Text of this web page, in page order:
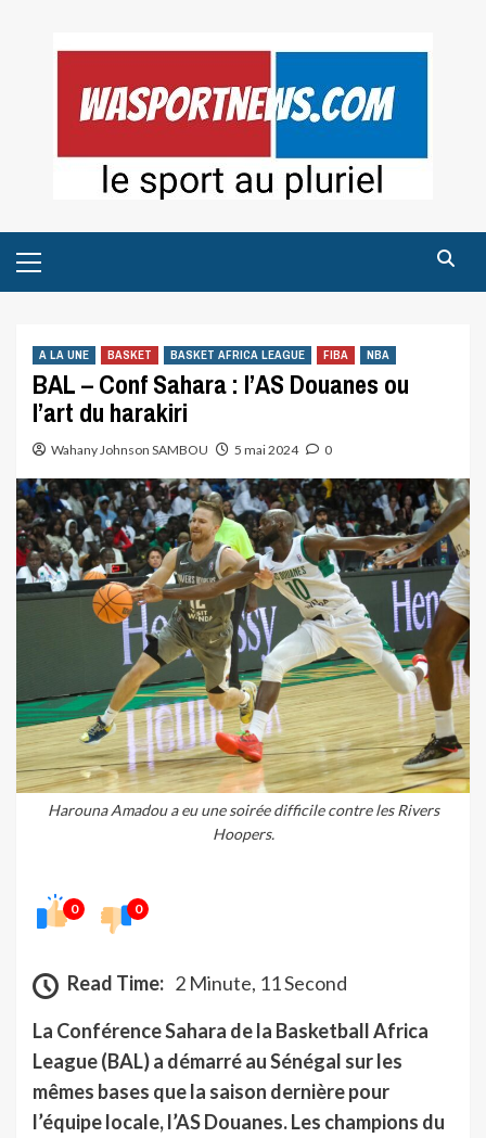
Menu
A LA UNE BASKET BASKET AFRICA LEAGUE FIBA NBA
BAL – Conf Sahara : l’AS Douanes ou
l’art du harakiri
Wahany Johnson SAMBOU 5 mai 2024 0
Harouna Amadou a eu une soirée difficile contre les Rivers
Hoopers.
0 0
Read Time: 2 Minute, 11 Second
La Conférence Sahara de la Basketball Africa
League (BAL) a démarré au Sénégal sur les
mêmes bases que la saison dernière pour
l’équipe locale, l’AS Douanes. Les champions du